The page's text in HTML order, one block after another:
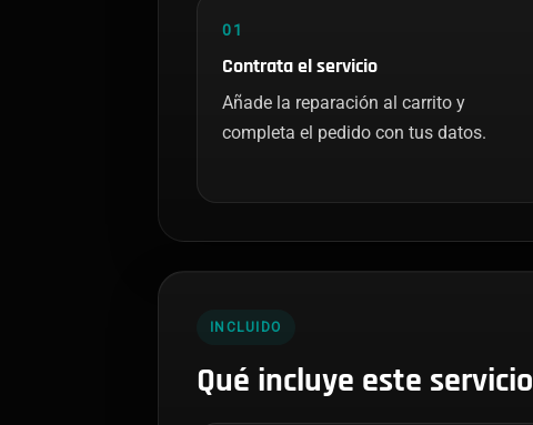
01
Contrata el servicio
Añade la reparación al carrito y
completa el pedido con tus datos.
INCLUIDO
Qué incluye este servicio